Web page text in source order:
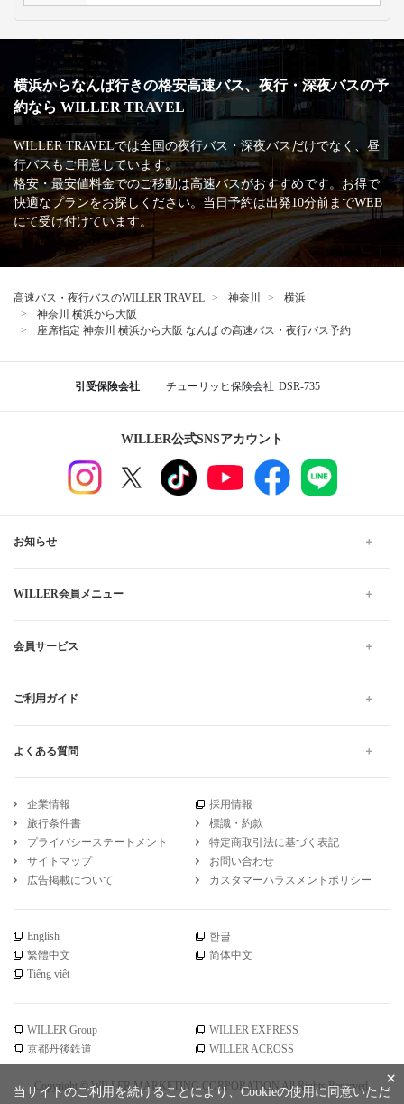
横浜からなんば行きの格安高速バス、夜行・深夜バスの予
約なら WILLER TRAVEL
WILLER TRAVELでは全国の夜行バス・深夜バスだけでなく、昼
行バスもご用意しています。
格安・最安値料金でのご移動は高速バスがおすすめです。お得で
快適なプランをお探しください。当日予約は出発10分前までWEB
にて受け付けています。
高速バス・夜行バスのWILLER TRAVEL 神奈川
横浜
神奈川 横浜から大阪
座席指定 神奈川 横浜から大阪 なんば の高速バス・夜行バス予約
引受保険会社 チューリッヒ保険会社 DSR-735
WILLER公式SNSアカウント
お知らせ
WILLER会員メニュー
会員サービス
ご利用ガイド
よくある質問
企業情報
採用情報
旅行条件書
標識・約款
プライバシーステートメント
特定商取引法に基づく表記
サイトマップ
お問い合わせ
広告掲載について
カスタマーハラスメントポリシー
English
한글
繁體中文
简体中文
Tiếng việt
WILLER Group
WILLER EXPRESS
京都丹後鉄道
WILLER ACROSS
Copyright © WILLER MARKETING CORPORATION All Rights Reserved. ×
当サイトのご利用を続けることにより、Cookieの使用に同意いただ